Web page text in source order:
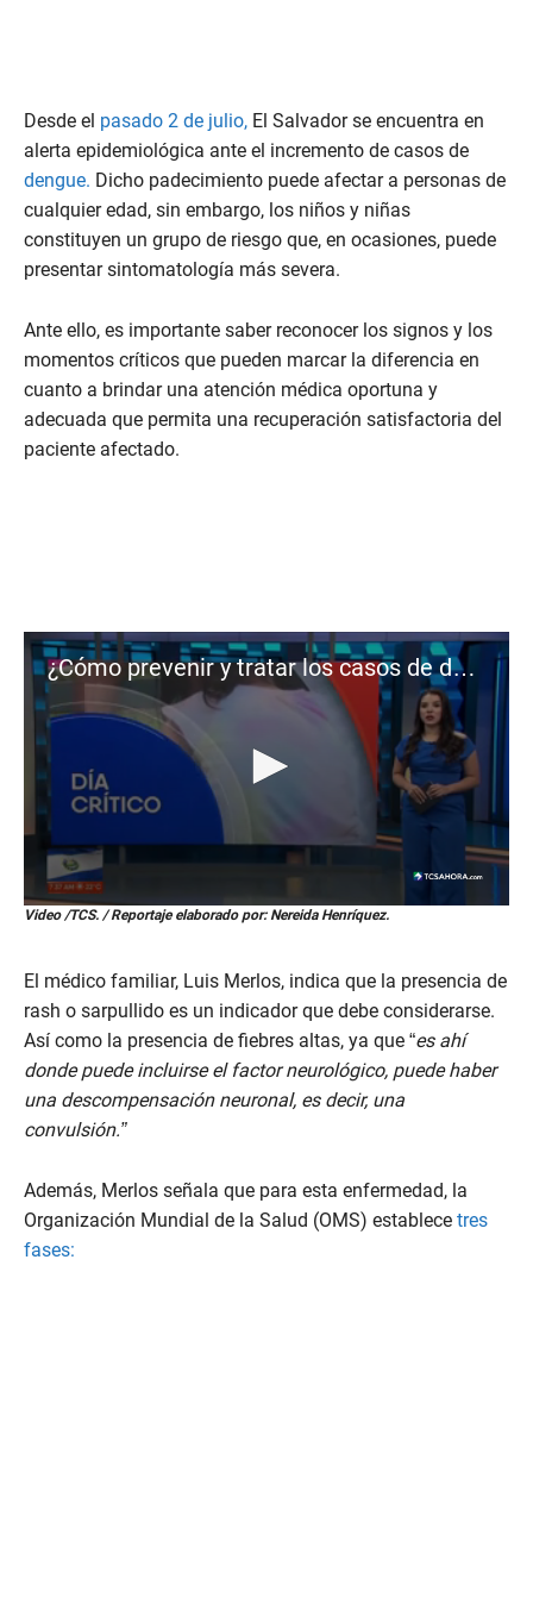
Desde el pasado 2 de julio, El Salvador se encuentra en
alerta epidemiológica ante el incremento de casos de
dengue. Dicho padecimiento puede afectar a personas de
cualquier edad, sin embargo, los niños y niñas
constituyen un grupo de riesgo que, en ocasiones, puede
presentar sintomatología más severa.
Ante ello, es importante saber reconocer los signos y los
momentos críticos que pueden marcar la diferencia en
cuanto a brindar una atención médica oportuna y
adecuada que permita una recuperación satisfactoria del
paciente afectado.
¿Cómo prevenir y tratar los casos de dengue en niños?
0
c
o
n
s
o
f
1
m
i
u
t
e
5
Video /TCS. / Reportaje elaborado por: Nereida Henríquez.
El médico familiar, Luis Merlos, indica que la presencia de
rash o sarpullido es un indicador que debe considerarse.
Así como la presencia de fiebres altas, ya que “es ahí
donde puede incluirse el factor neurológico, puede haber
una descompensación neuronal, es decir, una
convulsión.”
Además, Merlos señala que para esta enfermedad, la
Organización Mundial de la Salud (OMS) establece tres
fases: